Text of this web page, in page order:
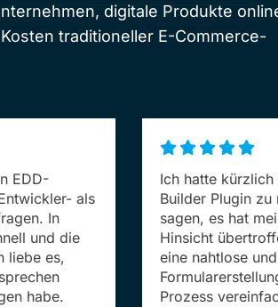
digitale Produkte
traditioneller E-Commerce-
EDD-
als
In
und die
liebe es,
habe.
Ich hatte kürzlich
Builder Plugin zu
sagen, es hat
Hinsicht
eine nahtlose
Prozess